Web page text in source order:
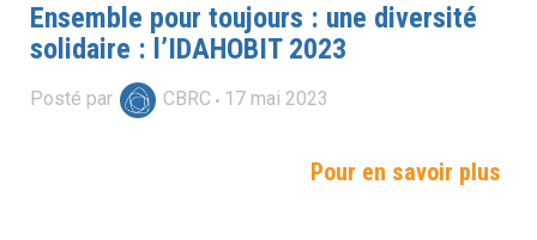
Ensemble pour toujours : une diversité
solidaire : l’IDAHOBIT 2023
Posté par CBRC 17 mai 2023
Pour en savoir plus